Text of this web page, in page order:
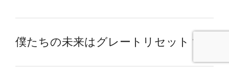
僕たちの未来はグレートリセット？